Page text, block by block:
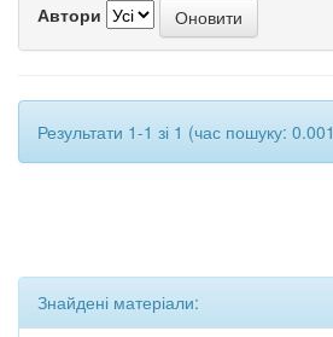
Автори
Результати 1-1 зі 1 (час пошуку:
Знайдені матеріали: